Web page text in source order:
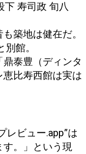
下 寿司政 旬八
築地は健在だ。
別館。
鼎泰豊（ディンタ
比寿西館は実は
レビュー.app”は
。」という現